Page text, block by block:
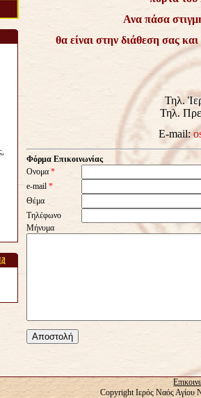
Ανα πάσα
θα είναι στην διάθεση σας
Τηλ.
Τηλ.
Ε-mail:
Φόρμα Επικοινωνίας
Ονομα *
e-mail *
Θέμα
Τηλέφωνο
Μήνυμα
Copyright Ιερός Ναός Αγίου